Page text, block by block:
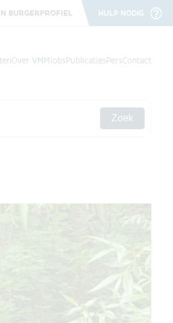
BURGERPROFIEL HULP NODIG
Over VMMJobsPublicatiesPersContact
Zoek